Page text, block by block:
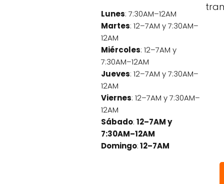
Lunes: 7:30AM–12AM
Martes: 12–7AM y 7:30AM–
12AM
Miércoles: 12–7AM y
7:30AM–12AM
Jueves: 12–7AM y 7:30AM–
12AM
Viernes: 12–7AM y 7:30AM–
12AM
Sábado: 12–7AM y
7:30AM–12AM
Domingo:12–7AM